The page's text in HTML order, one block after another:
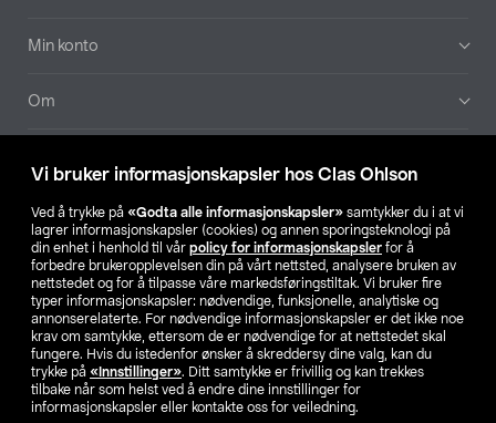
Vi bruker informasjonskapsler hos Clas Ohlson
Ved å trykke på «Godta alle informasjonskapsler» samtykker du i at vi
lagrer informasjonskapsler (cookies) og annen sporingsteknologi på
din enhet i henhold til vår policy for informasjonskapsler for å
forbedre brukeropplevelsen din på vårt nettsted, analysere bruken av
nettstedet og for å tilpasse våre markedsføringstiltak. Vi bruker fire
typer informasjonskapsler: nødvendige, funksjonelle, analytiske og
annonserelaterte. For nødvendige informasjonskapsler er det ikke noe
krav om samtykke, ettersom de er nødvendige for at nettstedet skal
fungere. Hvis du istedenfor ønsker å skreddersy dine valg, kan du
trykke på «Innstillinger». Ditt samtykke er frivillig og kan trekkes
tilbake når som helst ved å endre dine innstillinger for
informasjonskapsler eller kontakte oss for veiledning.
Min konto
Om
Våre selskaper
Finn din butikk
SE NO FI